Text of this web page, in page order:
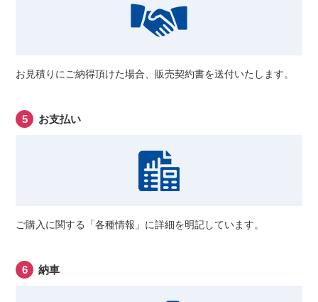
お見積りにご納得頂けた場合、販売契約書を送付いたします。
お支払い
ご購入に関する「各種情報」に詳細を明記しています。
納車